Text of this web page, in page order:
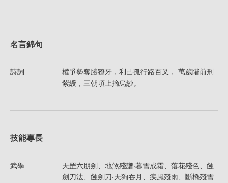
名言錦句
詩詞
權爭勢奪勝獠牙，利己孤行路百叉， 萬歲階前刑
紫綬，三朝項上摘烏紗。
技能專長
武學
天罡六朋劍、地煞殘譜‧暮雪成霜、落花殘色、蝕
劍刀法、蝕劍刀‧天狗吞月、疾風殘雨、斷橋殘雪